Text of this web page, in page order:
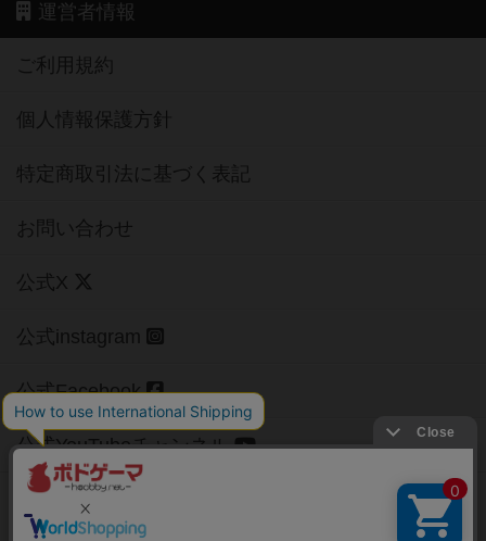
運営者情報
ご利用規約
個人情報保護方針
特定商取引法に基づく表記
お問い合わせ
公式X
公式instagram
公式Facebook
公式YouTubeチャンネル